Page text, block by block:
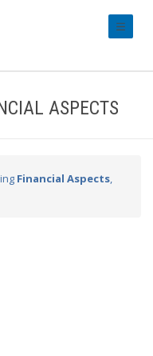
ASPECTS
Financial Aspects,